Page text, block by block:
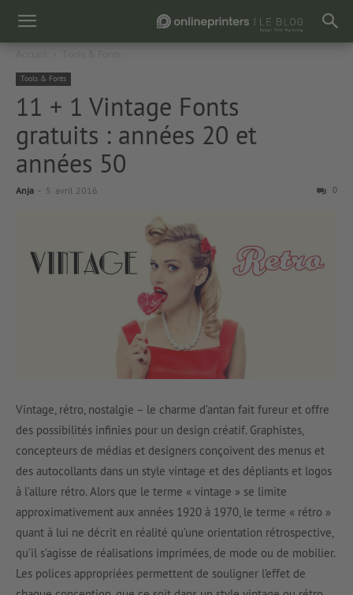
Tools & Fonts
11 + 1 Vintage Fonts
gratuits : années 20 et
années 50
Anja - 5. avril 2016 0
Vintage, rétro, nostalgie – le charme d’antan fait fureur et offre
des possibilités infinies pour un design créatif. Graphistes,
concepteurs de médias et designers conçoivent des menus et
des autocollants dans un style vintage et des dépliants et logos
à l’allure rétro. Alors que le terme « vintage » se limite
approximativement aux années 1920 à 1970, le terme « rétro »
quant à lui ne décrit en réalité qu’une orientation rétrospective,
qu’il s’agisse de réalisations imprimées, de mode ou de mobilier.
Les polices appropriées permettent de souligner l’effet de